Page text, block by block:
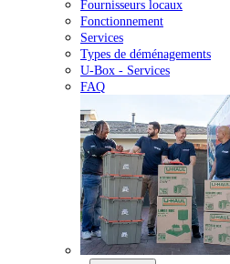
Fournisseurs locaux
Fonctionnement
Services
Types de déménagements
U-Box - Services
FAQ